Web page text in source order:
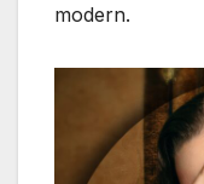
modern.